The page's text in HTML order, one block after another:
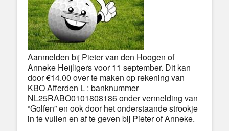
Aanmelden bij Pieter van den Hoogen of
Anneke Heijligers voor 11 september. Dit kan
door €14.00 over te maken op rekening van
KBO Afferden L : banknummer
NL25RABO0101808186 onder vermelding van
“Golfen” en ook door het onderstaande strookje
in te vullen en af te geven bij Pieter of Anneke.